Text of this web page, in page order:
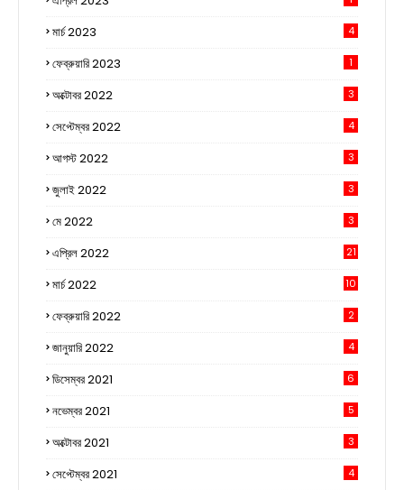
মার্চ 2023 4
ফেব্রুয়ারি 2023 1
অক্টোবর 2022 3
সেপ্টেম্বর 2022 4
আগস্ট 2022 3
জুলাই 2022 3
মে 2022 3
এপ্রিল 2022 21
মার্চ 2022 10
ফেব্রুয়ারি 2022 2
জানুয়ারি 2022 4
ডিসেম্বর 2021 6
নভেম্বর 2021 5
অক্টোবর 2021 3
সেপ্টেম্বর 2021 4